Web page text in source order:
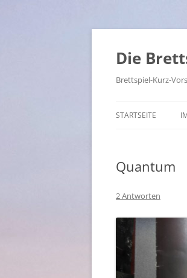
Die
Brettspiel-Kurz-
STARTSEITE
Quantum
2 Antworten